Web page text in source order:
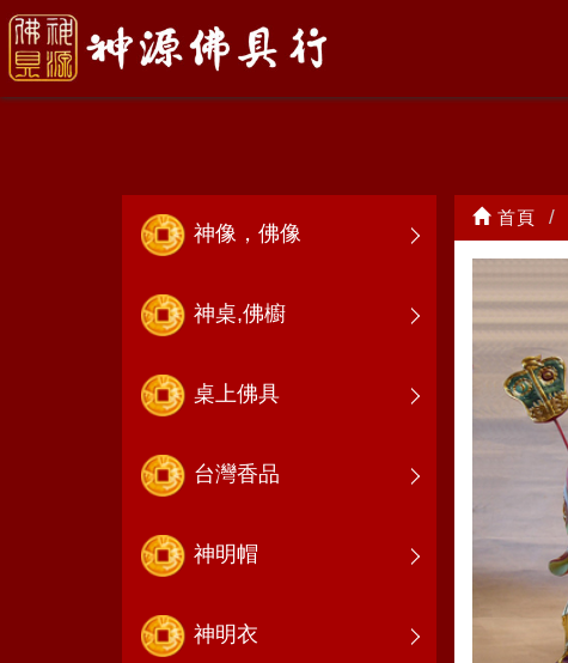
部將元帥
神像，佛像
神桌,佛櫥
桌上佛具
台灣香品
神明帽
神明衣
首頁